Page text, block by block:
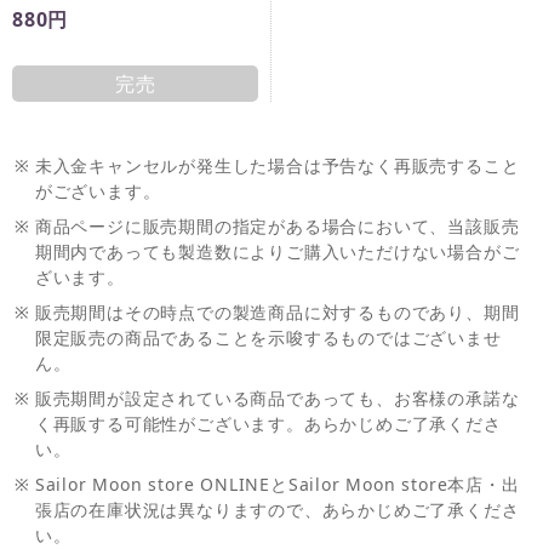
880円
完売
※ 未入金キャンセルが発生した場合は予告なく再販売すること
がございます。
※ 商品ページに販売期間の指定がある場合において、当該販売
期間内であっても製造数によりご購入いただけない場合がご
ざいます。
※ 販売期間はその時点での製造商品に対するものであり、期間
限定販売の商品であることを示唆するものではございませ
ん。
※ 販売期間が設定されている商品であっても、お客様の承諾な
く再販する可能性がございます。あらかじめご了承くださ
い。
※ Sailor Moon store ONLINEとSailor Moon store本店・出
張店の在庫状況は異なりますので、あらかじめご了承くださ
い。